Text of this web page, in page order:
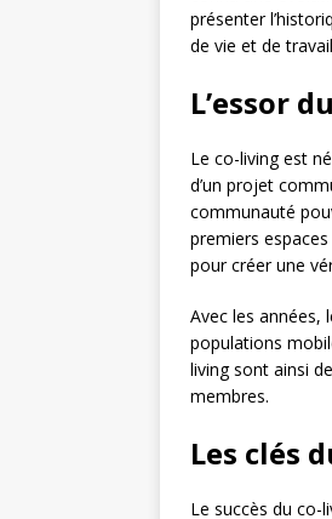
présenter
de vie et de
L’essor
Le co-living est
d’un projet
communauté
premiers
pour créer une
Avec les années,
populations
living sont ainsi
membres.
Les clés
Le succès du co-